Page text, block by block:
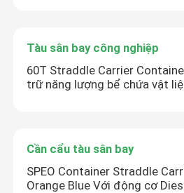
Tàu sân bay công nghiệp
60T Straddle Carrier
trữ năng lượng bể chứa vật
Cần cẩu tàu sân bay
SPEO Container Straddle
Orange Blue Với động cơ